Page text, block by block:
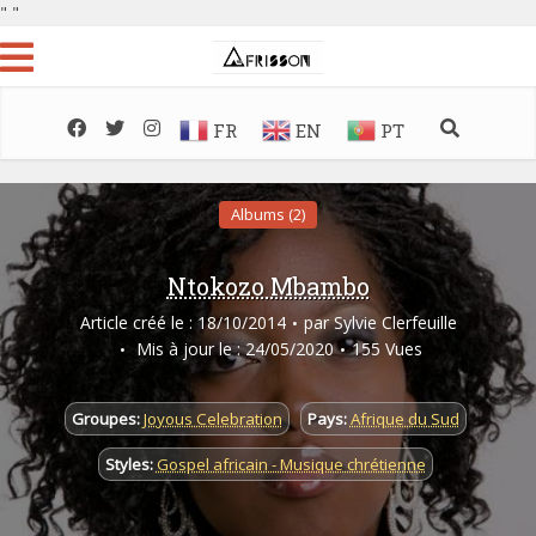
" "
FR EN PT
Albums (2)
Ntokozo Mbambo
Article créé le : 18/10/2014 par Sylvie Clerfeuille
Mis à jour le : 24/05/2020
155 Vues
Groupes:Joyous Celebration Pays:Afrique du Sud
Styles:Gospel africain - Musique chrétienne